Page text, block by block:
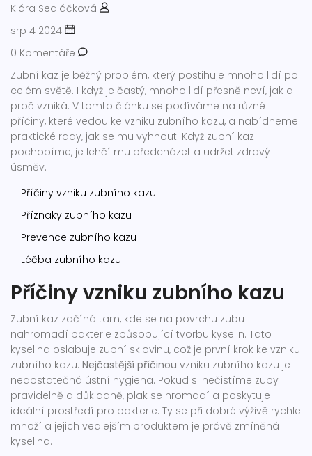
Klára Sedláčková
srp 4 2024
0 Komentáře
Zubní kaz je běžný problém, který postihuje mnoho lidí po
celém světě. I když je častý, mnoho lidí přesně neví, jak a
proč vzniká. V tomto článku se podíváme na různé
příčiny, které vedou ke vzniku zubního kazu, a nabídneme
praktické rady, jak se mu vyhnout. Když zubní kaz
pochopíme, je lehčí mu předcházet a udržet zdravý
úsměv.
Příčiny vzniku zubního kazu
Příznaky zubního kazu
Prevence zubního kazu
Léčba zubního kazu
Příčiny vzniku zubního kazu
Zubní kaz začíná tam, kde se na povrchu zubu
nahromadí bakterie způsobující tvorbu kyselin. Tato
kyselina oslabuje zubní sklovinu, což je první krok ke vzniku
zubního kazu. Nejčastější příčinou vzniku zubního kazu je
nedostatečná ústní hygiena. Pokud si nečistíme zuby
pravidelně a důkladně, plak se hromadí a poskytuje
ideální prostředí pro bakterie. Ty se při dobré výživě rychle
množí a jejich vedlejším produktem je právě zmíněná
kyselina.